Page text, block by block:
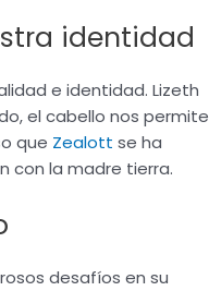
identidad
e identidad. Lizeth
el cabello nos permite
que Zealott se ha
con la madre tierra.
desafíos en su